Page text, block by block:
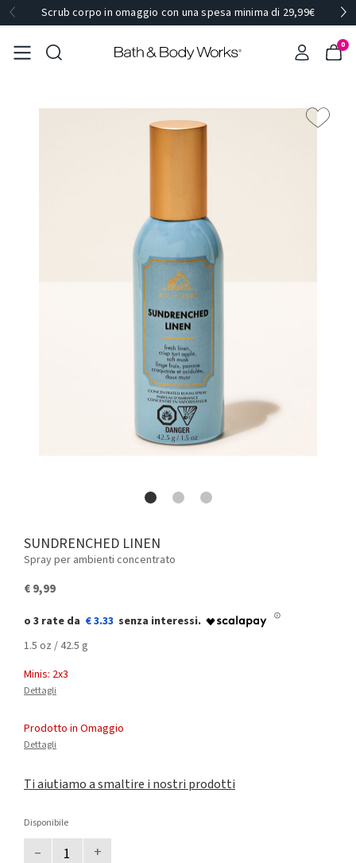
Scrub corpo in omaggio con una spesa minima di 29,99€
0
SUNDRENCHED LINEN
Spray per ambienti concentrato
€ 9,99
€ 3.33
1.5 oz / 42.5 g
Minis: 2x3
Dettagli
Prodotto in Omaggio
Dettagli
Ti aiutiamo a smaltire i nostri prodotti
Disponibile
– +